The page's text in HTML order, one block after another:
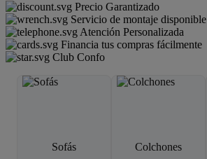
Precio Garantizado
Servicio de montaje disponible
Atención Personalizada
Financia tus compras fácilmente
Club Confo
Sofás Colchones